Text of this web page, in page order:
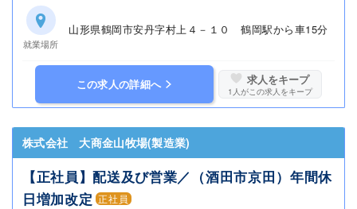
就業場所
山形県鶴岡市安丹字村上４－１０ 鶴岡駅から車15分
この求人の詳細へ 求人をキープ
1 人がこの求人をキープ
株式会社 大商金山牧場(製造業)
【正社員】配送及び営業／（酒田市京田）年間休
日増加改定 正社員